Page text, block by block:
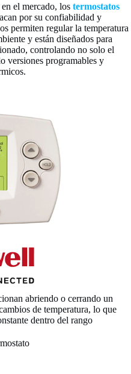
el mercado, los termostatos
por su confiabilidad y
permiten regular la temperatura
y están diseñados para
controlando no solo el
versiones programables y
abriendo o cerrando un
de temperatura, lo que
dentro del rango